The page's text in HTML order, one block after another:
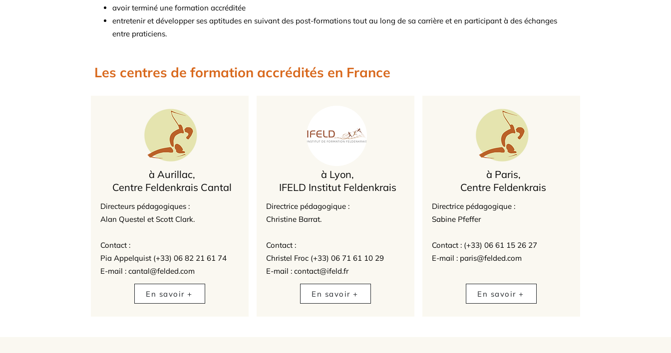
avoir terminé une formation accréditée
entretenir et développer ses aptitudes en suivant des post-formations tout au long de sa carrière et en participant à des échanges
entre praticiens.
Les centres de formation accrédités en France
à Aurillac,
Centre Feldenkrais Cantal
Directeurs pédagogiques :
Alan Questel et Scott Clark.
Contact :
Pia Appelquist (+33) 06 82 21 61 74
E-mail : cantal@felded.com
En savoir +
à Lyon,
IFELD Institut Feldenkrais
Directrice pédagogique :
Christine Barrat.
Contact :
Christel Froc (+33) 06 71 61 10 29
E-mail : contact@ifeld.fr
En savoir +
à Paris,
Centre Feldenkrais
Directrice pédagogique :
Sabine Pfeffer
Contact : (+33) 06 61 15 26 27
E-mail : paris@felded.com
En savoir +